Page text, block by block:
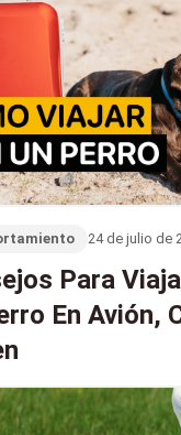
y utiliza el
como base de su
Ella cree
la paz en
un vínculo más
mediante un
24 de julio de
Para
En Avión,